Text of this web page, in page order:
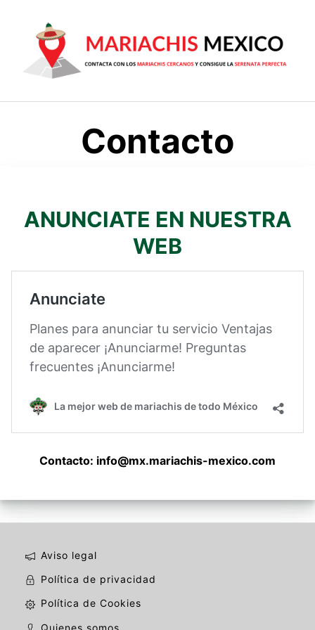
contenido
Contacto
ANUNCIATE EN NUESTRA
WEB
Contacto: info@mx.mariachis-mexico.com
Aviso legal
Política de privacidad
Política de Cookies
Quienes somos